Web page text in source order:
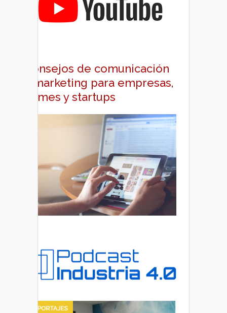
Consejos de comunicación
y marketing para empresas,
pymes y startups